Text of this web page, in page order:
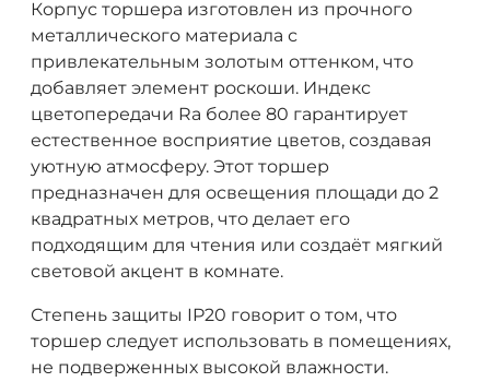
Корпус торшера изготовлен из прочного
металлического материала с
привлекательным золотым оттенком, что
добавляет элемент роскоши. Индекс
цветопередачи Ra более 80 гарантирует
естественное восприятие цветов, создавая
уютную атмосферу. Этот торшер
предназначен для освещения площади до 2
квадратных метров, что делает его
подходящим для чтения или создаёт мягкий
световой акцент в комнате.
Степень защиты IP20 говорит о том, что
торшер следует использовать в помещениях,
не подверженных высокой влажности.